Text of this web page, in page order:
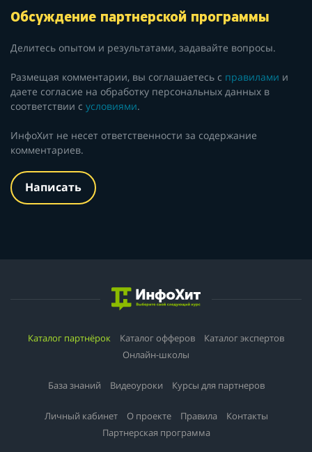
Обсуждение партнерской программы
Делитесь опытом и результатами, задавайте вопросы.
Размещая комментарии, вы соглашаетесь с правилами и
даете согласие на обработку персональных данных в
соответствии с условиями.
ИнфоХит не несет ответственности за содержание
комментариев.
Написать
Каталог партнёрок Каталог офферов
Каталог экспертов
Онлайн-школы
База знаний Видеоуроки Курсы для партнеров
Личный кабинет О проекте Правила
Контакты
Партнерская программа